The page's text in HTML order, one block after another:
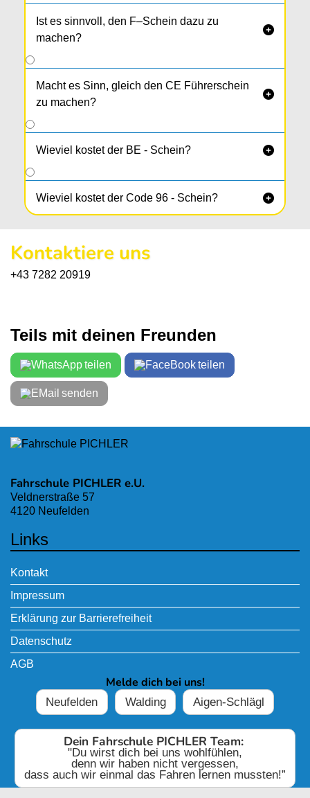
Ist es sinnvoll, den F–Schein dazu zu
machen?

Macht es Sinn, gleich den CE Führerschein
zu machen?

Wieviel kostet der BE - Schein? 
Wieviel kostet der Code 96 - Schein? 
Kontaktiere uns
+43 7282 20919
Teils mit deinen Freunden
teilen teilen
senden
Fahrschule PICHLER e.U.
Veldnerstraße 57
4120 Neufelden
Links
Kontakt
Impressum
Erklärung zur Barrierefreiheit
Datenschutz
AGB
Melde dich bei uns!
Neufelden Walding Aigen-Schlägl
Dein Fahrschule PICHLER Team:
"Du wirst dich bei uns wohlfühlen,
denn wir haben nicht vergessen,
dass auch wir einmal das Fahren lernen mussten!”